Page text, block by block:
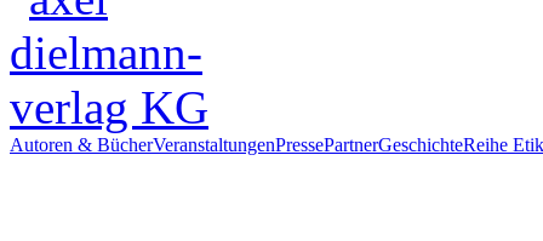
Autoren & BücherVeranstaltungenPressePartnerGeschichteReihe